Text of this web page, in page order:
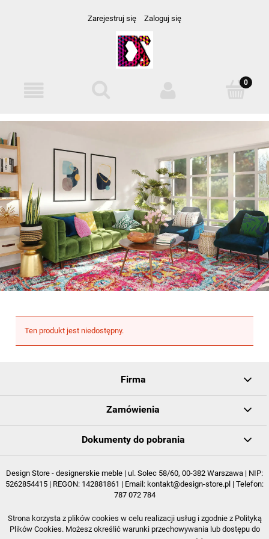
Strona korzysta z plików cookies w celu realizacji usług i zgodnie z Polityką
Plików Cookies. Możesz określić warunki przechowywania lub dostępu do
Zarejestruj się Zaloguj się
Ten produkt jest niedostępny.
Firma
Zamówienia
Dokumenty do pobrania
Design Store - designerskie meble | ul. Solec 58/60, 00-382 Warszawa | NIP:
5262854415 | REGON: 142881861 | Email: kontakt@design-store.pl | Telefon:
787 072 784
POKAŻ PEŁNĄ WERSJĘ STRONY